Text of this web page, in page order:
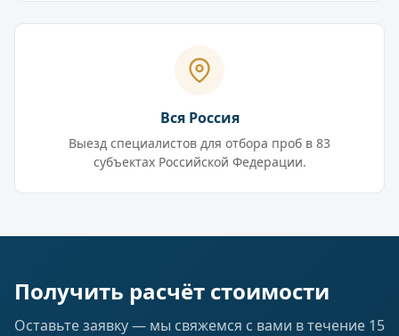
Вся Россия
Выезд специалистов для отбора проб в 83
субъектах Российской Федерации.
Получить расчёт стоимости
Оставьте заявку — мы свяжемся с вами в течение 15